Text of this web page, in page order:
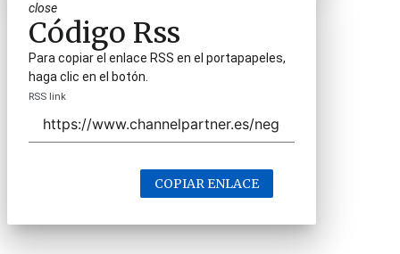
close
Código Rss
Para copiar el enlace RSS en el portapapeles,
haga clic en el botón.
RSS link
COPIAR ENLACE